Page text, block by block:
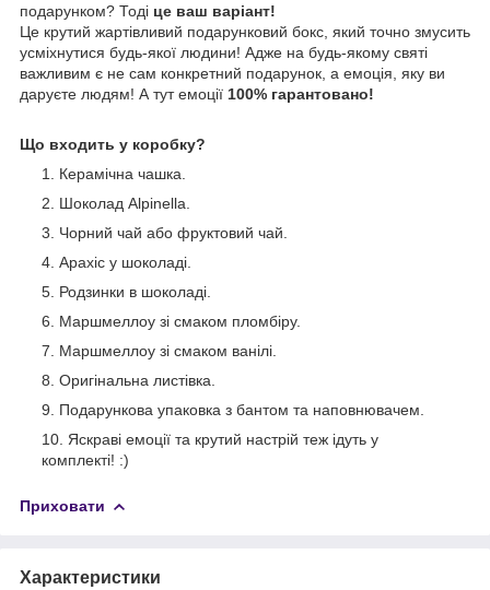
подарунком? Тоді це ваш варіант!
Це крутий жартівливий подарунковий бокс, який точно змусить
усміхнутися будь-якої людини! Адже на будь-якому святі
важливим є не сам конкретний подарунок, а емоція, яку ви
даруєте людям! А тут емоції 100% гарантовано!
Що входить у коробку?
Керамічна чашка.
Шоколад Alpinella.
Чорний чай або фруктовий чай.
Арахіс у шоколаді.
Родзинки в шоколаді.
Маршмеллоу зі смаком пломбіру.
Маршмеллоу зі смаком ванілі.
Оригінальна листівка.
Подарункова упаковка з бантом та наповнювачем.
Яскраві емоції та крутий настрій теж ідуть у
комплекті! :)
Приховати
Характеристики